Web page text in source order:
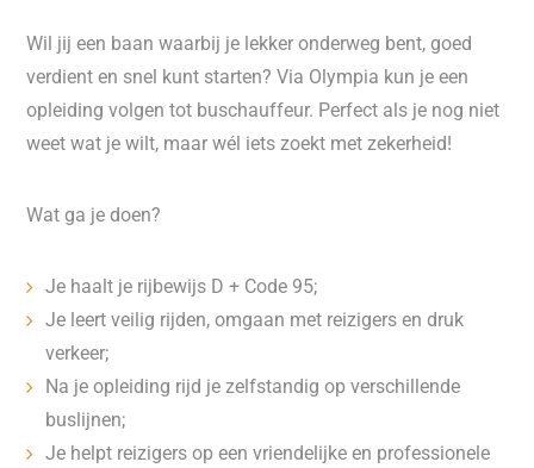
Wil jij een baan waarbij je lekker onderweg bent, goed
verdient en snel kunt starten? Via Olympia kun je een
opleiding volgen tot buschauffeur. Perfect als je nog niet
weet wat je wilt, maar wél iets zoekt met zekerheid!
Wat ga je doen?
Je haalt je rijbewijs D + Code 95;
Je leert veilig rijden, omgaan met reizigers en druk
verkeer;
Na je opleiding rijd je zelfstandig op verschillende
buslijnen;
Je helpt reizigers op een vriendelijke en professionele